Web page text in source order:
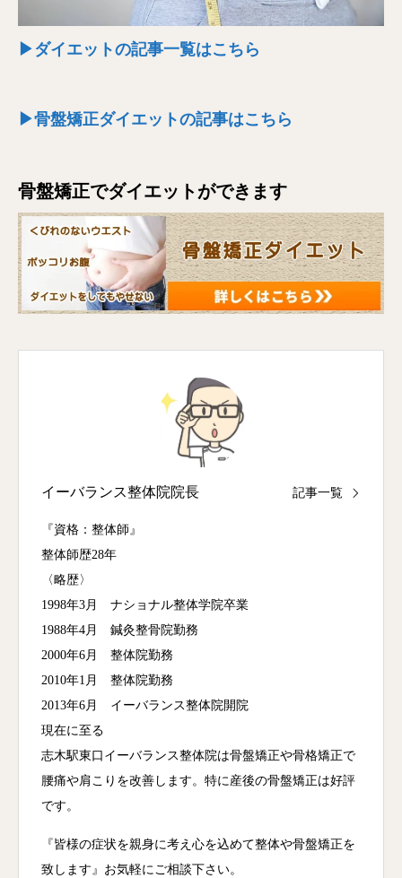
▶ダイエットの記事一覧はこちら
▶骨盤矯正ダイエットの記事はこちら
骨盤矯正でダイエットができます
イーバランス整体院院長 記事一覧
『資格：整体師』
整体師歴28年
〈略歴〉
1998年3月 ナショナル整体学院卒業
1988年4月 鍼灸整骨院勤務
2000年6月 整体院勤務
2010年1月 整体院勤務
2013年6月 イーバランス整体院開院
現在に至る
志木駅東口イーバランス整体院は骨盤矯正や骨格矯正で
腰痛や肩こりを改善します。特に産後の骨盤矯正は好評
です。
『皆様の症状を親身に考え心を込めて整体や骨盤矯正を
致します』お気軽にご相談下さい。